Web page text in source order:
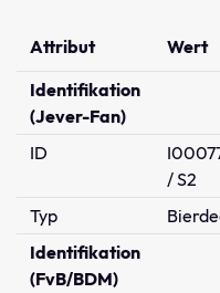
Attribut Wert
Identifikation
(Jever-Fan)
ID
/ S2
Typ
Identifikation
(FvB/BDM)